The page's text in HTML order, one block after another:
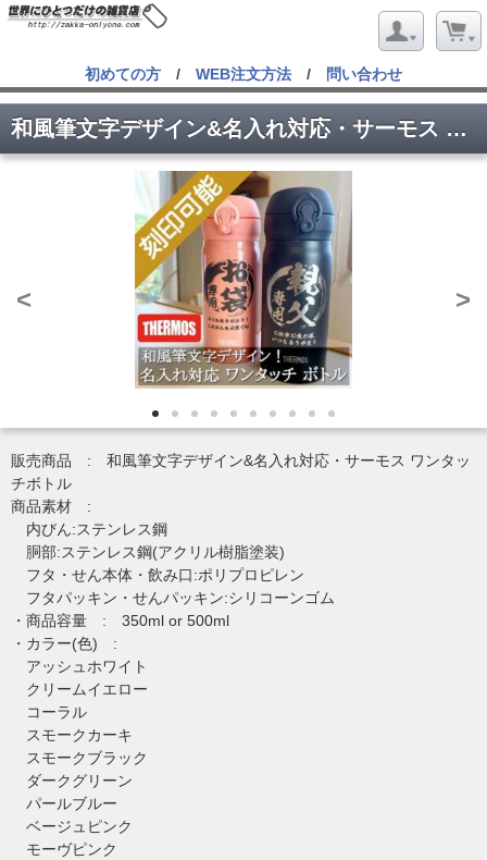
初めての方 / WEB注文方法 / 問い合わせ
和風筆文字デザイン&名入れ対応・サーモス ワンタッチボトル
< >
販売商品 : 和風筆文字デザイン&名入れ対応・サーモス ワンタッ
チボトル
商品素材 :
内びん:ステンレス鋼
胴部:ステンレス鋼(アクリル樹脂塗装)
フタ・せん本体・飲み口:ポリプロピレン
フタパッキン・せんパッキン:シリコーンゴム
・商品容量 : 350ml or 500ml
・カラー(色) :
アッシュホワイト
クリームイエロー
コーラル
スモークカーキ
スモークブラック
ダークグリーン
パールブルー
ベージュピンク
モーヴピンク